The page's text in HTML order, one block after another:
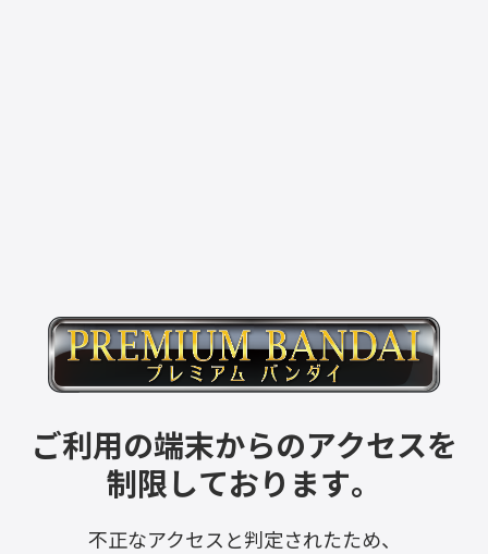
ご利用の端末からのアクセスを
制限しております。
不正なアクセスと判定されたため、